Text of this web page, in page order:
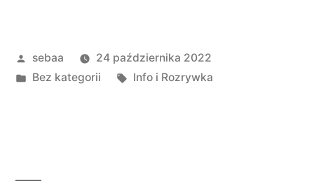
Posted
by
sebaa
24 października 2022
Posted
Bez kategorii Tagi:
Info i Rozrywka